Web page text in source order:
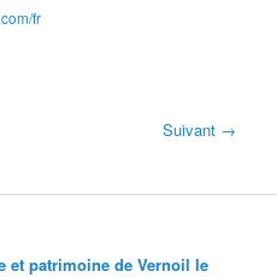
fr
Suivant →
et patrimoine de Vernoil le